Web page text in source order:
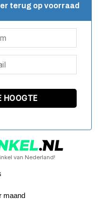
terug op voorraad
van Nederland!
maand